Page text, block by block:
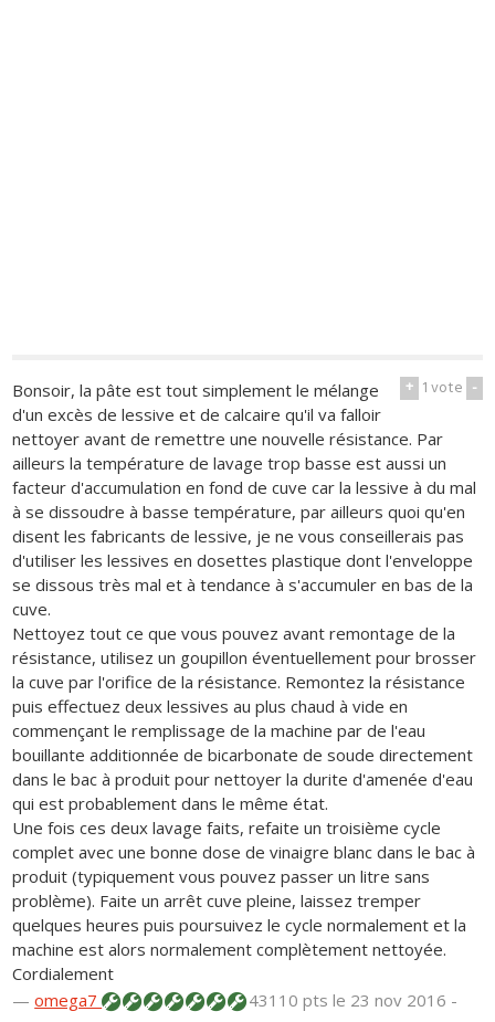
+ 1vote -
Bonsoir, la pâte est tout simplement le mélange
d'un excès de lessive et de calcaire qu'il va falloir
nettoyer avant de remettre une nouvelle résistance. Par
ailleurs la température de lavage trop basse est aussi un
facteur d'accumulation en fond de cuve car la lessive à du mal
à se dissoudre à basse température, par ailleurs quoi qu'en
disent les fabricants de lessive, je ne vous conseillerais pas
d'utiliser les lessives en dosettes plastique dont l'enveloppe
se dissous très mal et à tendance à s'accumuler en bas de la
cuve.
Nettoyez tout ce que vous pouvez avant remontage de la
résistance, utilisez un goupillon éventuellement pour brosser
la cuve par l'orifice de la résistance. Remontez la résistance
puis effectuez deux lessives au plus chaud à vide en
commençant le remplissage de la machine par de l'eau
bouillante additionnée de bicarbonate de soude directement
dans le bac à produit pour nettoyer la durite d'amenée d'eau
qui est probablement dans le même état.
Une fois ces deux lavage faits, refaite un troisième cycle
complet avec une bonne dose de vinaigre blanc dans le bac à
produit (typiquement vous pouvez passer un litre sans
problème). Faite un arrêt cuve pleine, laissez tremper
quelques heures puis poursuivez le cycle normalement et la
machine est alors normalement complètement nettoyée.
Cordialement
—omega7 43110 ptsle 23 nov 2016 -